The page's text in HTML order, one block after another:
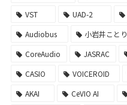
VST
UAD-2
Audiobus
小岩井ことり
CoreAudio
JASRAC
CASIO
VOICEROID
AKAI
CeVIO AI